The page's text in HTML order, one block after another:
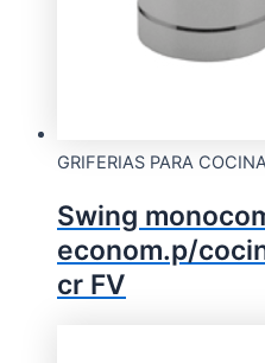
GRIFERIAS PARA
Swing
econom.p/
cr FV